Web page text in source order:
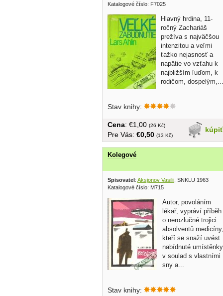
Katalogové číslo: F7025
Hlavný hrdina, 11-
ročný Zachariáš
prežíva s najväčšou
intenzitou a veľmi
ťažko nejasnosť a
napätie vo vzťahu k
najbližším ľuďom, k
rodičom, dospelým,...
Stav knihy:
kúpiť
Cena: €1,00 (26 Kč)
Pre Vás: €0,50 (13 Kč)
Kolegové
Spisovatel : Aksjonov Vasilij , SNKLU 1963
Katalogové číslo: M715
Autor, povoláním
lékař, vypráví příběh
o nerozlučné trojici
absolventů medicíny,
kteří se snaží uvést
nabídnuté umístěnky
v soulad s vlastními
sny a...
Stav knihy: